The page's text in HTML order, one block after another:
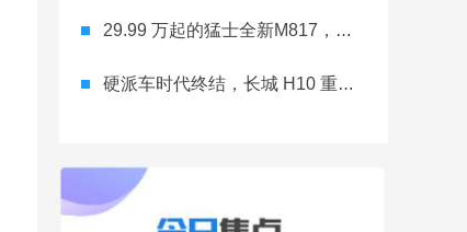
29.99 万起的猛士全新M817，从此越野不靠老司机
硬派车时代终结，长城 H10 重新洗牌